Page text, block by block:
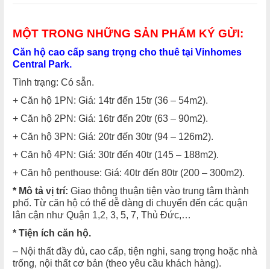
MỘT TRONG NHỮNG SẢN PHẨM KÝ GỬI:
Căn hộ cao cấp sang trọng cho thuê tại Vinhomes
Central Park.
Tình trạng: Có sẵn.
+ Căn hộ 1PN: Giá: 14tr đến 15tr (36 – 54m2).
+ Căn hộ 2PN: Giá: 16tr đến 20tr (63 – 90m2).
+ Căn hộ 3PN: Giá: 20tr đến 30tr (94 – 126m2).
+ Căn hộ 4PN: Giá: 30tr đến 40tr (145 – 188m2).
+ Căn hộ penthouse: Giá: 40tr đến 80tr (200 – 300m2).
* Mô tả vị trí: Giao thông thuận tiện vào trung tâm thành
phố. Từ căn hộ có thể dễ dàng di chuyển đến các quận
lân cận như Quận 1,2, 3, 5, 7, Thủ Đức,…
* Tiện ích căn hộ.
– Nội thất đầy đủ, cao cấp, tiện nghi, sang trọng hoặc nhà
trống, nội thất cơ bản (theo yêu cầu khách hàng).